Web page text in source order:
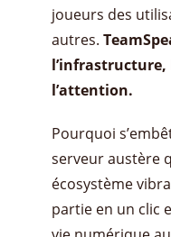
joueurs des
autres.
l’infrastructure,
l’attention.
Pourquoi
serveur austère
écosystème
partie en un clic